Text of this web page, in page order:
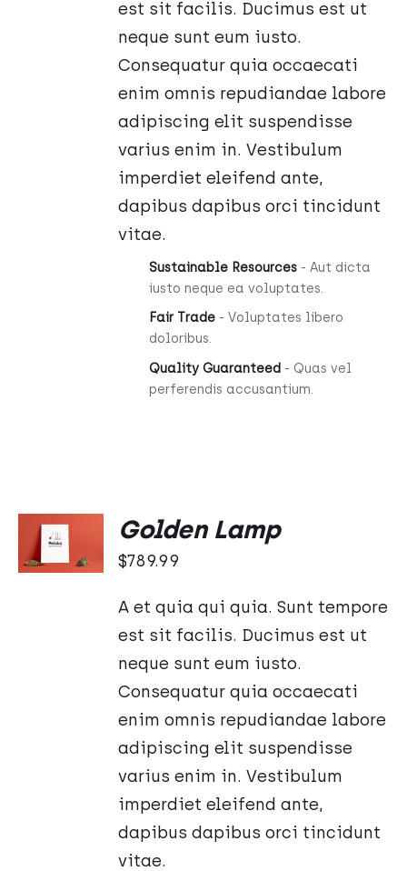
est sit facilis. Ducimus est ut
neque sunt eum iusto.
Consequatur quia occaecati
enim omnis repudiandae labore
adipiscing elit suspendisse
varius enim in. Vestibulum
imperdiet eleifend ante,
dapibus dapibus orci tincidunt
vitae.
Sustainable Resources- Aut dicta
iusto neque ea voluptates.
Fair Trade- Voluptates libero
doloribus.
Quality Guaranteed - Quas vel
perferendis accusantium.
Oceniono
5.00
DO
KOSZYKA
Golden Lamp
$789.99
A et quia qui quia. Sunt tempore
est sit facilis. Ducimus est ut
neque sunt eum iusto.
Consequatur quia occaecati
enim omnis repudiandae labore
adipiscing elit suspendisse
varius enim in. Vestibulum
imperdiet eleifend ante,
dapibus dapibus orci tincidunt
vitae.